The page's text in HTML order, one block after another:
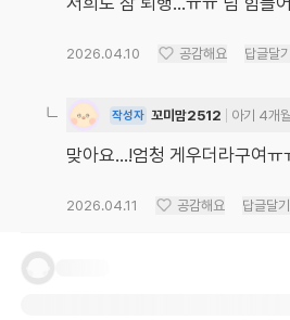
2026.04.10 공감해요 답글달
작성자 꼬미맘2512 아기 4개
맞아요...!엄청 게우더라구여
2026.04.11 공감해요 답글달기